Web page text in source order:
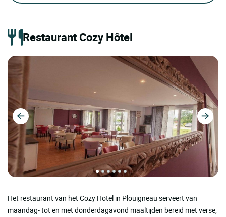
Restaurant Cozy Hôtel
Het restaurant van het Cozy Hotel in Plouigneau serveert van
maandag- tot en met donderdagavond maaltijden bereid met verse,